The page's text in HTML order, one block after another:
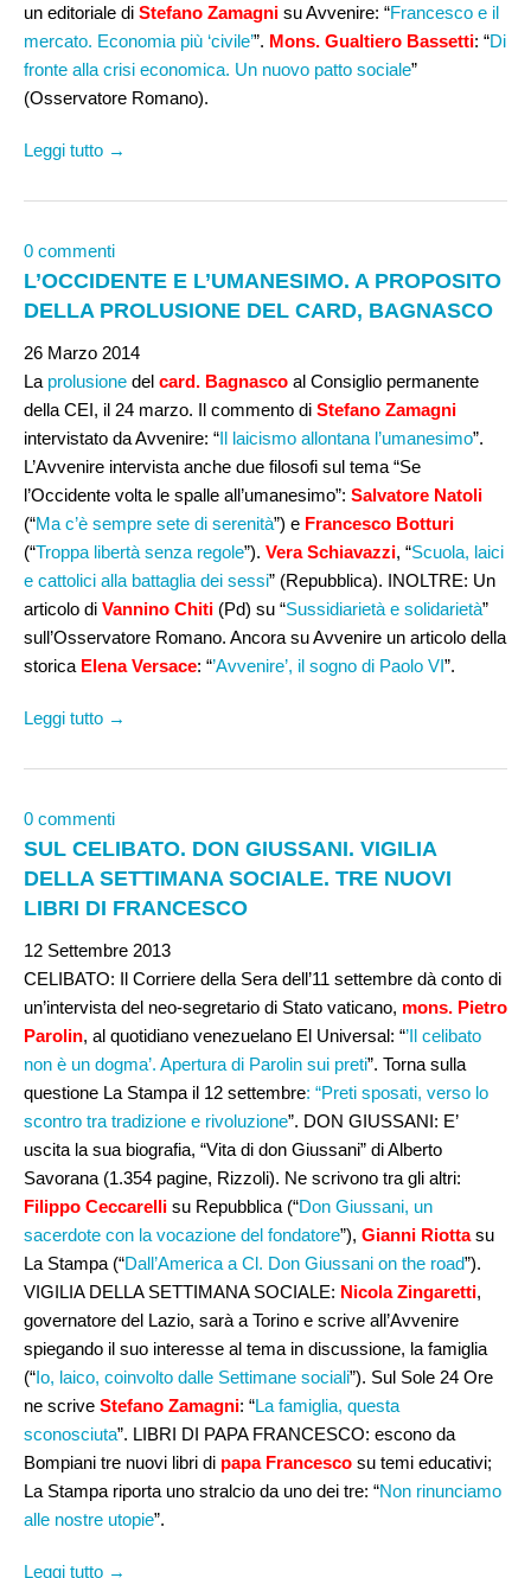
un editoriale di Stefano Zamagni su Avvenire: “Francesco e il
mercato. Economia più ‘civile’”. Mons. Gualtiero Bassetti: “Di
fronte alla crisi economica. Un nuovo patto sociale”
(Osservatore Romano).
Leggi tutto →
0 commenti
L’OCCIDENTE E L’UMANESIMO. A PROPOSITO
DELLA PROLUSIONE DEL CARD, BAGNASCO
26 Marzo 2014
La prolusione del card. Bagnasco al Consiglio permanente
della CEI, il 24 marzo. Il commento di Stefano Zamagni
intervistato da Avvenire: “Il laicismo allontana l’umanesimo”.
L’Avvenire intervista anche due filosofi sul tema “Se
l’Occidente volta le spalle all’umanesimo”: Salvatore Natoli
(“Ma c’è sempre sete di serenità”) e Francesco Botturi
(“Troppa libertà senza regole”). Vera Schiavazzi, “Scuola, laici
e cattolici alla battaglia dei sessi” (Repubblica). INOLTRE: Un
articolo di Vannino Chiti (Pd) su “Sussidiarietà e solidarietà”
sull’Osservatore Romano. Ancora su Avvenire un articolo della
storica Elena Versace: “’Avvenire’, il sogno di Paolo VI”.
Leggi tutto →
0 commenti
SUL CELIBATO. DON GIUSSANI. VIGILIA
DELLA SETTIMANA SOCIALE. TRE NUOVI
LIBRI DI FRANCESCO
12 Settembre 2013
CELIBATO: Il Corriere della Sera dell’11 settembre dà conto di
un’intervista del neo-segretario di Stato vaticano, mons. Pietro
Parolin, al quotidiano venezuelano El Universal: “’Il celibato
non è un dogma’. Apertura di Parolin sui preti”. Torna sulla
questione La Stampa il 12 settembre: “Preti sposati, verso lo
scontro tra tradizione e rivoluzione”. DON GIUSSANI: E’
uscita la sua biografia, “Vita di don Giussani” di Alberto
Savorana (1.354 pagine, Rizzoli). Ne scrivono tra gli altri:
Filippo Ceccarelli su Repubblica (“Don Giussani, un
sacerdote con la vocazione del fondatore”), Gianni Riottasu
La Stampa (“Dall’America a Cl. Don Giussani on the road”).
VIGILIA DELLA SETTIMANA SOCIALE: Nicola Zingaretti,
governatore del Lazio, sarà a Torino e scrive all’Avvenire
spiegando il suo interesse al tema in discussione, la famiglia
(“Io, laico, coinvolto dalle Settimane sociali”). Sul Sole 24 Ore
ne scrive Stefano Zamagni: “La famiglia, questa
sconosciuta”. LIBRI DI PAPA FRANCESCO: escono da
Bompiani tre nuovi libri di papa Francesco su temi educativi;
La Stampa riporta uno stralcio da uno dei tre: “Non rinunciamo
alle nostre utopie”.
Leggi tutto →